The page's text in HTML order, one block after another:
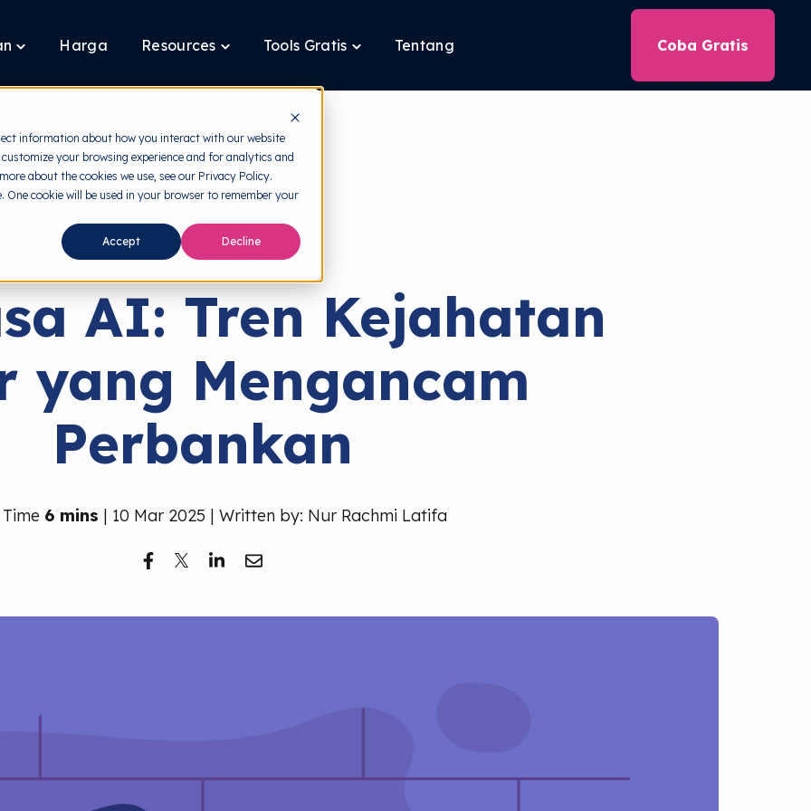
information about how you interact with our website
your browsing experience and for analytics and
about the cookies we use, see our Privacy Policy.
cookie will be used in your browser to remember your
Accept Decline
Toggle
Layanan
Harga Resources
Toggle
Resources
Tools Gratis
Toggle
Tools
Tentang Coba Gratis
Cyber Threats
AI: Tren Kejahatan
yang Mengancam
Perbankan
6 mins | 10 Mar 2025 | Written by: Nur Rachmi Latifa